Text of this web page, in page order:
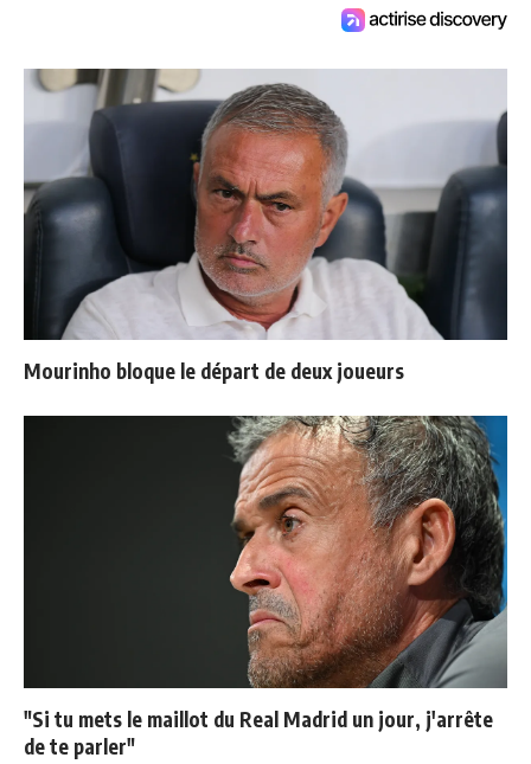
Mourinho bloque le départ de deux joueurs
"Si tu mets le maillot du Real Madrid un jour, j'arrête
de te parler"